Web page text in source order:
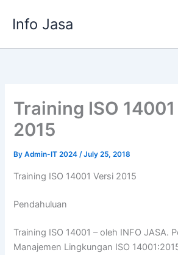
Info Jasa
Training ISO
2015
ByAdmin-IT 2024/July 25, 2018
Training ISO 14001 Versi 2015
Pendahuluan
Training ISO 14001 – oleh INFO JASA.
Manajemen Lingkungan ISO